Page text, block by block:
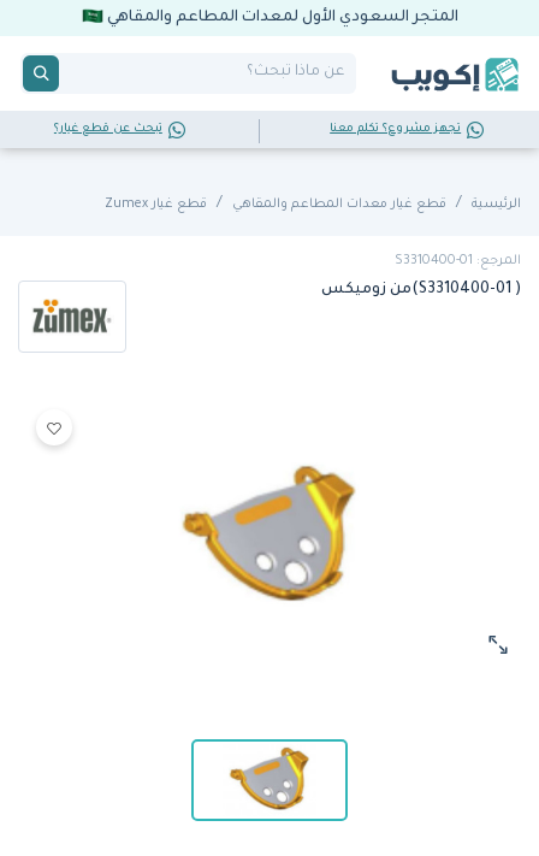
المتجر السعودي الأول لمعدات المطاعم والمقاهي
تجهز مشروع؟ تكلم معنا تبحث عن قطع غيار؟
الرئيسية قطع غيار معدات المطاعم والمقاهي قطع غيار Zumex
المرجع: S3310400-01
( S3310400-01)من زوميكس